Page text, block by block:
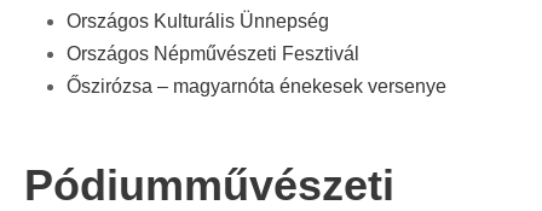
Országos Kulturális Ünnepség
Országos Népművészeti Fesztivál
Őszirózsa – magyarnóta énekesek versenye
Pódiumművészeti